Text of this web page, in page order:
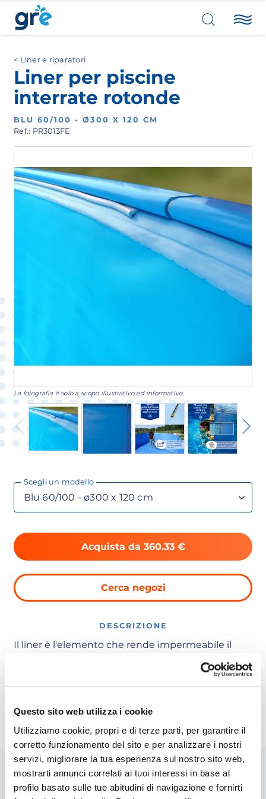
Questo sito web utilizza i cookie
Utilizziamo cookie, propri e di terze parti, per garantire il
corretto funzionamento del sito e per analizzare i nostri
servizi, migliorare la tua esperienza sul nostro sito web,
mostrarti annunci correlati ai tuoi interessi in base al
profilo basato sulle tue abitudini di navigazione e fornirti
Liner e riparatori
Liner per piscine
interrate rotonde
BLU 60/100 - Ø300 X 120 CM
Ref.: PR3013FE
La fotografia è solo a scopo illustrativo ed informativo
Scegli un modello
Acquista da 360.33 €
Cerca negozi
DESCRIZIONE
Il liner è l'elemento che rende impermeabile il
di liner in vari spessori (tra 60/100 e 75/100) per
soddisfare tutte le esigenze delle gamme di
piscine interrate rotonde, il sistema che
utilizziamo è: Beaded